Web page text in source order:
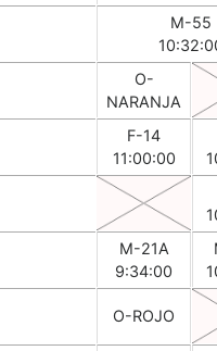
M-55
O-
NARANJA
F-14
11:00:00
M-21A
9:34:00
O-ROJO